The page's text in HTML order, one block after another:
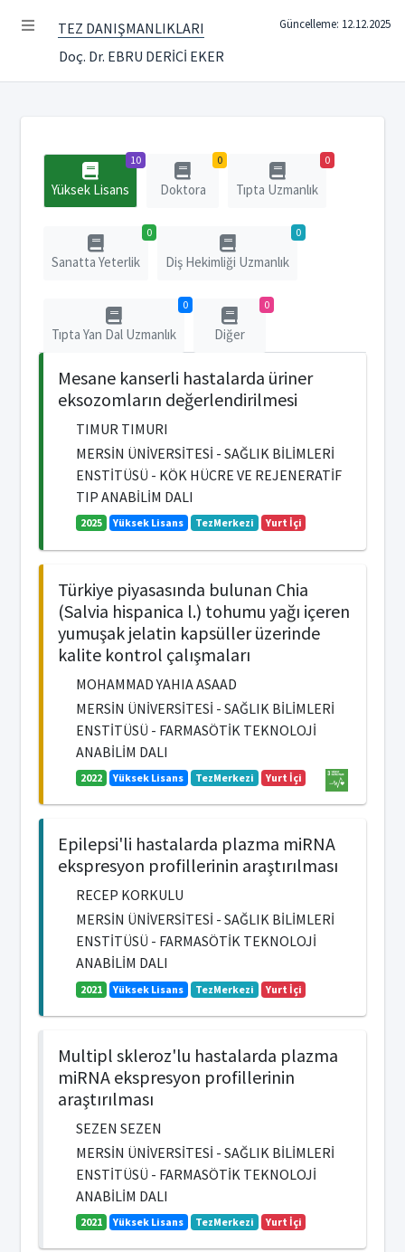
TEZ DANIŞMANLIKLARI
Doç. Dr. EBRU DERİCİ EKER
Güncelleme: 12.12.2025
10
Yüksek Lisans
0
Doktora
0
Tıpta Uzmanlık
0
Sanatta Yeterlik
0
Diş Hekimliği Uzmanlık
0
Tıpta Yan Dal Uzmanlık
0
Diğer
Mesane kanserli hastalarda üriner
eksozomların değerlendirilmesi
TIMUR TIMURI
MERSİN ÜNİVERSİTESİ - SAĞLIK BİLİMLERİ
ENSTİTÜSÜ - KÖK HÜCRE VE REJENERATİF
TIP ANABİLİM DALI
2025 Yüksek Lisans TezMerkezi Yurt İçi
Türkiye piyasasında bulunan Chia
(Salvia hispanica l.) tohumu yağı içeren
yumuşak jelatin kapsüller üzerinde
kalite kontrol çalışmaları
MOHAMMAD YAHIA ASAAD
MERSİN ÜNİVERSİTESİ - SAĞLIK BİLİMLERİ
ENSTİTÜSÜ - FARMASÖTİK TEKNOLOJİ
ANABİLİM DALI
2022 Yüksek Lisans TezMerkezi Yurt İçi
Epilepsi'li hastalarda plazma miRNA
ekspresyon profillerinin araştırılması
RECEP KORKULU
MERSİN ÜNİVERSİTESİ - SAĞLIK BİLİMLERİ
ENSTİTÜSÜ - FARMASÖTİK TEKNOLOJİ
ANABİLİM DALI
2021 Yüksek Lisans TezMerkezi Yurt İçi
Multipl skleroz'lu hastalarda plazma
miRNA ekspresyon profillerinin
araştırılması
SEZEN SEZEN
MERSİN ÜNİVERSİTESİ - SAĞLIK BİLİMLERİ
ENSTİTÜSÜ - FARMASÖTİK TEKNOLOJİ
ANABİLİM DALI
2021 Yüksek Lisans TezMerkezi Yurt İçi